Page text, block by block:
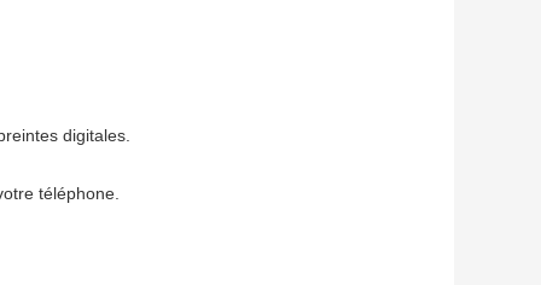
digitales.
téléphone.